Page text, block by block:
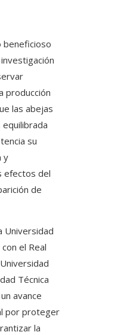
beneficioso
producción
las abejas
su
y
efectos del
de
Universidad
el Real
Técnica
avance
por proteger
la